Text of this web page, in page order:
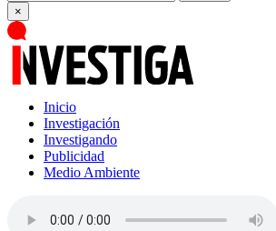
×
Inicio
Investigación
Investigando
Publicidad
Medio Ambiente